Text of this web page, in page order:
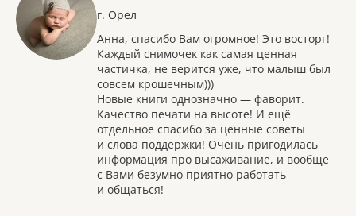
г. Орел
Анна, спасибо Вам огромное! Это восторг!
Каждый снимочек как самая ценная
частичка, не верится уже, что малыш был
совсем крошечным)))
Новые книги однозначно — фаворит.
Качество печати на высоте! И ещё
отдельное спасибо за ценные советы
и слова поддержки! Очень пригодилась
информация про высаживание, и вообще
с Вами безумно приятно работать
и общаться!